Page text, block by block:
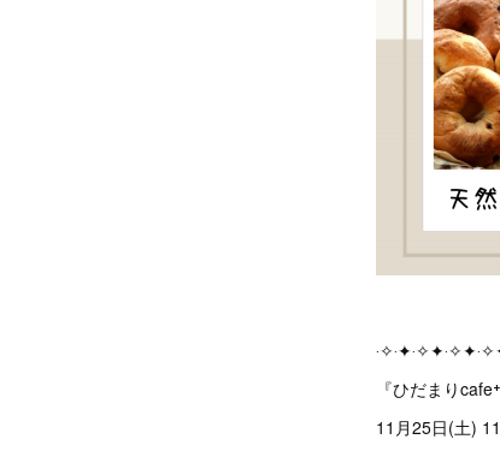
『ひだまり
11月25日(土)